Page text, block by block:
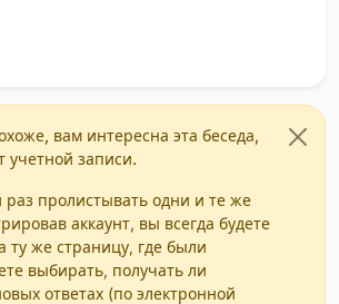
вам интересна эта беседа,
учетной записи.
пролистывать одни и те же
аккаунт, вы всегда будете
ту же страницу, где были
выбирать, получать ли
ответах (по электронной